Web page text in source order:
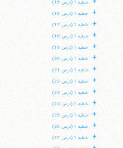
خطبه 1 (درس 15)
+ خطبه 1 (درس 16)
+ خطبه 1 (درس 17)
+ خطبه 1 (درس 18)
+ خطبه 1 (درس 19)
+ خطبه 1 (درس 20)
+ خطبه 1 (درس 21)
+ خطبه 1 (درس 22)
+ خطبه 1 (درس 23)
+ خطبه 1 (درس 24)
+ خطبه 1 (درس 25)
+ خطبه 1 (درس 26)
+ خطبه 1 (درس 27)